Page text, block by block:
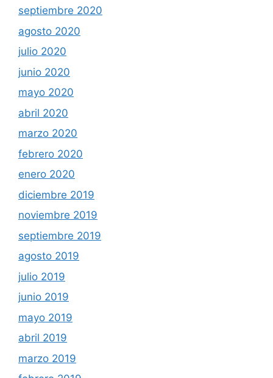
septiembre 2020
agosto 2020
julio 2020
junio 2020
mayo 2020
abril 2020
marzo 2020
febrero 2020
enero 2020
diciembre 2019
noviembre 2019
septiembre 2019
agosto 2019
julio 2019
junio 2019
mayo 2019
abril 2019
marzo 2019